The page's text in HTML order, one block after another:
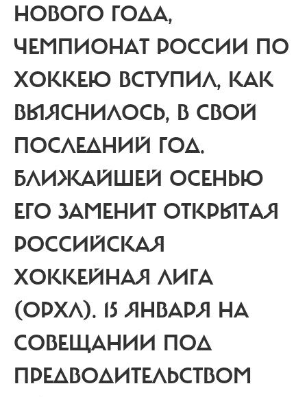
НОВОГО ГОДА,
ЧЕМПИОНАТ РОССИИ ПО
ХОККЕЮ ВСТУПИЛ, КАК
ВЫЯСНИЛОСЬ, В СВОЙ
ПОСЛЕДНИЙ ГОД.
БЛИЖАЙШЕЙ ОСЕНЬЮ
ЕГО ЗАМЕНИТ ОТКРЫТАЯ
РОССИЙСКАЯ
ХОККЕЙНАЯ ЛИГА
(ОРХЛ). 15 ЯНВАРЯ НА
СОВЕЩАНИИ ПОД
ПРЕДВОДИТЕЛЬСТВОМ